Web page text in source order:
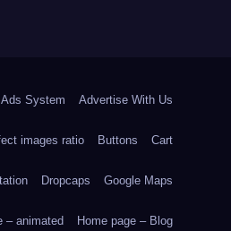
Ads System Advertise With Us
images ratio Buttons Cart
Dropcaps Google Maps
– animated Home page – Blog